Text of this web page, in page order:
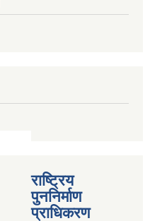
राष्ट्रिय
पुननिर्माण
प्राधिकरण